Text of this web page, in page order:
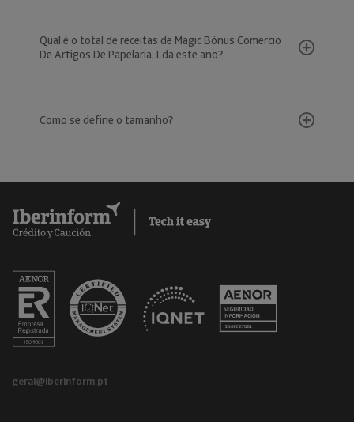
Qual é o total de receitas de Magic Bónus Comercio
De Artigos De Papelaria, Lda este ano?
Como se define o tamanho?
geral@iberinform.pt